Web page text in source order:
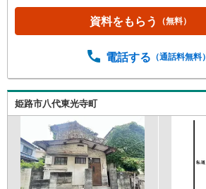
資料をもらう （無料）
電話する （通話料無料）
姫路市八代東光寺町